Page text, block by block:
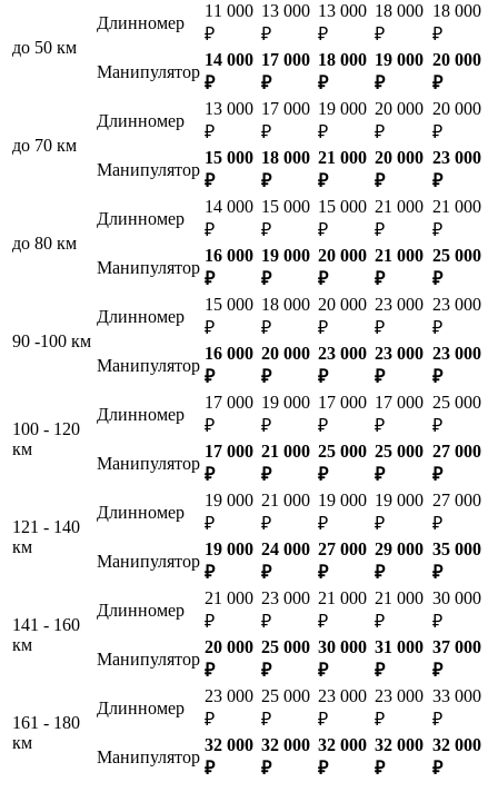
до 50 км
Длинномер
11 000
₽
13 000
₽
13 000
₽
18 000
₽
18 000
₽
Манипулятор
14 000
₽
17 000
₽
18 000
₽
19 000
₽
20 000
₽
до 70 км
Длинномер
13 000
₽
17 000
₽
19 000
₽
20 000
₽
20 000
₽
Манипулятор
15 000
₽
18 000
₽
21 000
₽
20 000
₽
23 000
₽
до 80 км
Длинномер
14 000
₽
15 000
₽
15 000
₽
21 000
₽
21 000
₽
Манипулятор
16 000
₽
19 000
₽
20 000
₽
21 000
₽
25 000
₽
90 -100 км
Длинномер
15 000
₽
18 000
₽
20 000
₽
23 000
₽
23 000
₽
Манипулятор
16 000
₽
20 000
₽
23 000
₽
23 000
₽
23 000
₽
100 - 120
км
Длинномер
17 000
₽
19 000
₽
17 000
₽
17 000
₽
25 000
₽
Манипулятор
17 000
₽
21 000
₽
25 000
₽
25 000
₽
27 000
₽
121 - 140
км
Длинномер
19 000
₽
21 000
₽
19 000
₽
19 000
₽
27 000
₽
Манипулятор
19 000
₽
24 000
₽
27 000
₽
29 000
₽
35 000
₽
141 - 160
км
Длинномер
21 000
₽
23 000
₽
21 000
₽
21 000
₽
30 000
₽
Манипулятор
20 000
₽
25 000
₽
30 000
₽
31 000
₽
37 000
₽
161 - 180
км
Длинномер
23 000
₽
25 000
₽
23 000
₽
23 000
₽
33 000
₽
Манипулятор
32 000
₽
32 000
₽
32 000
₽
32 000
₽
32 000
₽